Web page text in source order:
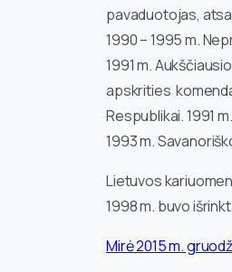
pavaduotojas,
1990 – 1995 m.
1991 m.
apskrities
Respublikai. 1991
1993 m.
Lietuvos
1998 m. buvo
Mirė 2015 m.